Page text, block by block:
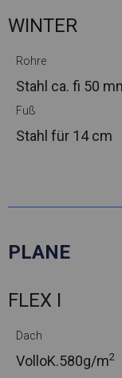
WINTER
Rohre
Stahl ca. fi 50
Fuß
Stahl für 14 cm
PLANE
FLEX I
Dach
VolloK.580g/m2